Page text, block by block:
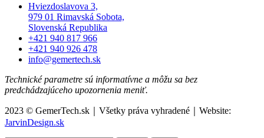
Hviezdoslavova 3,
979 01 Rimavská Sobota,
Slovenská Republika
+421 940 817 966
+421 940 926 478
info@gemertech.sk
Technické parametre sú informatívne a môžu sa bez
predchádzajúceho upozornenia meniť.
2023 © GemerTech.sk｜Všetky práva vyhradené｜Website:
JarvinDesign.sk